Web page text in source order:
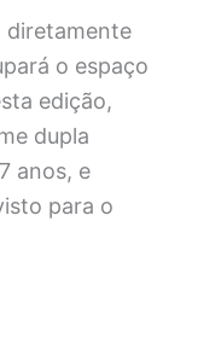
diretamente
o espaço
edição,
dupla
anos, e
para o